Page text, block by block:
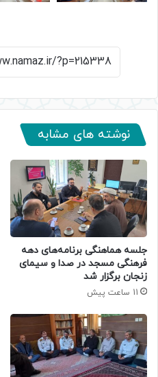
نوشته های مشابه
جلسه هماهنگی برنامه‌های دهه
فرهنگی مسجد در صدا و سیمای
زنجان برگزار شد
11 ساعت پیش